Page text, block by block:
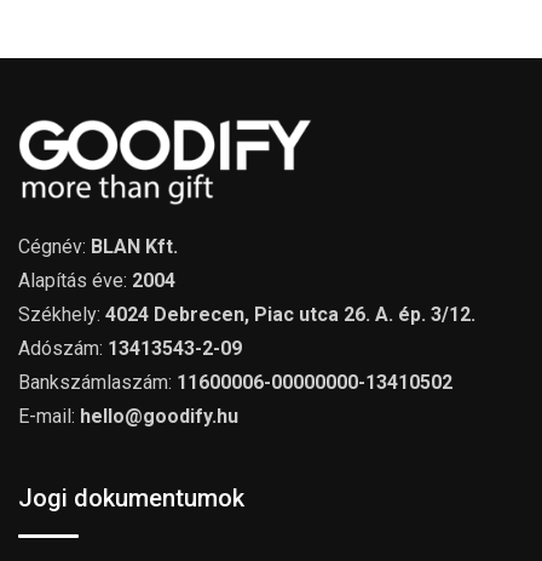
Cégnév: BLAN Kft.
Alapítás éve: 2004
Székhely: 4024 Debrecen, Piac utca 26. A. ép. 3/12.
Adószám: 13413543-2-09
Bankszámlaszám: 11600006-00000000-13410502
E-mail: hello@goodify.hu
Jogi dokumentumok